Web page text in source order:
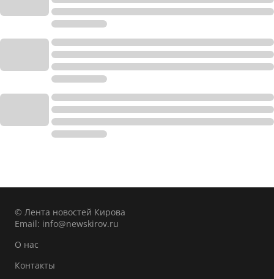
© Лента новостей Кирова
Email: info@newskirov.ru
О нас
Контакты